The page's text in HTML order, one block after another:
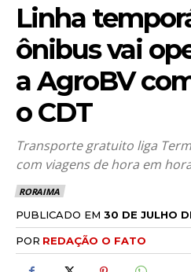
Linha
ônibus vai
a AgroBV
o CDT
Transporte gratuito liga
com viagens de hora em
RORAIMA
PUBLICADO EM 30 DE JULHO
POR REDAÇÃO O FATO